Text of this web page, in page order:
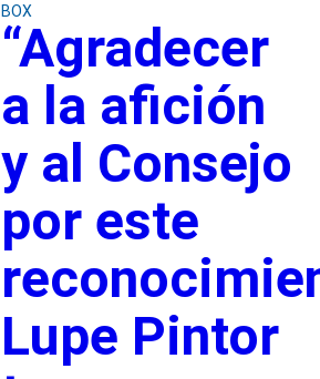
BOX
“Agradecer
a la afición
y al Consejo
por este
Lupe Pintor